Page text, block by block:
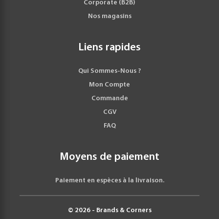
Corporate (B2B)
Nos magasins
Liens rapides
Qui Sommes-Nous ?
Mon Compte
Commande
CGV
FAQ
Moyens de paiement
Paiement en espèces à la livraison.
© 2026 - Brands & Corners